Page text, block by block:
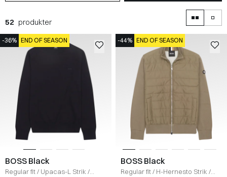
52 produkter
-36% END OF SEASON
BOSS Black
Regular fit/ Upacas-L Strik /
-44% END OF SEASON
BOSS Black
Regular fit/ H-Hernesto Strik /